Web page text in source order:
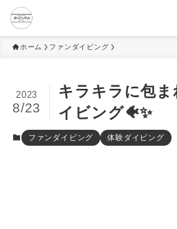
ホーム ファンダイビング
キラキラに包
イビング🐠✨
2023
8/23
ファンダイビング 体験ダイビング